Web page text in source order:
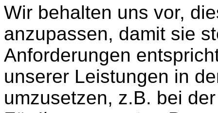
Wir behalten uns vor,
anzupassen, damit sie
Anforderungen
unserer Leistungen in
umzusetzen, z.B. bei